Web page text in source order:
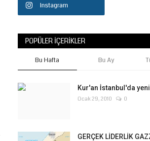
Instagram
POPÜLER İÇERIKLER
Bu Hafta Bu Ay
Kur'an İstanbul'da
Ocak 29, 2010 0
GERÇEK LİDERLİK